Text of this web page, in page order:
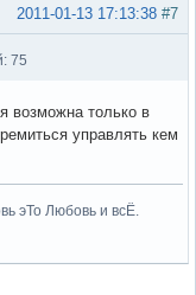
#7
2011-01-13 17:13:38
75
возможна только в
управлять кем
эТо Любовь и всЁ.